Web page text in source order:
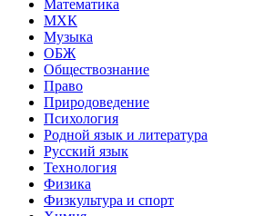
Математика
МХК
Музыка
ОБЖ
Обществознание
Право
Природоведение
Психология
Родной язык и литература
Русский язык
Технология
Физика
Физкультура и спорт